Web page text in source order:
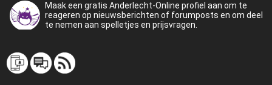
Maak een gratis Anderlecht-Online profiel aan om te
reageren op nieuwsberichten of forumposts en om deel
te nemen aan spelletjes en prijsvragen.